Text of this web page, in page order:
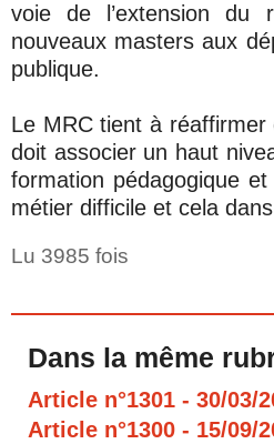
voie de l’extension du
nouveaux masters aux
publique.
Le MRC tient à réaffirmer
doit associer un haut
formation pédagogique et
métier difficile et cela
Lu 3985 fois
Dans la même
Article n°1301 - 30/03/
Article n°1300 - 15/09/